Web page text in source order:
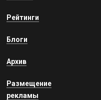
Рейтинги
Блоги
Архив
Размещение
рекламы